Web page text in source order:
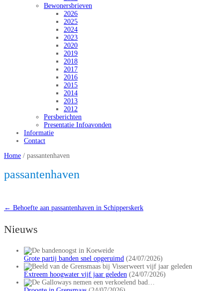
Bewonersbrieven
2026
2025
2024
2023
2020
2019
2018
2017
2016
2015
2014
2013
2012
Persberichten
Presentatie Infoavonden
Informatie
Contact
Home / passantenhaven
passantenhaven
← Behoefte aan passantenhaven in Schipperskerk
Nieuws
Grote partij banden snel opgeruimd (24/07/2026)
Extreem hoogwater vijf jaar geleden (24/07/2026)